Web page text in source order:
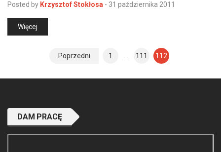
Posted by Krzysztof Stokłosa - 31 października 2011
Więcej
a
i
g
Poprzedni 1 111 112
DAM PRACĘ